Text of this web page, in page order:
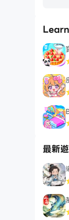
最新